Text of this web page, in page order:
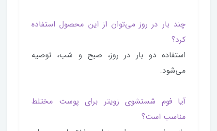
چند بار در روز می‌توان از این محصول استفاده
کرد؟
استفاده دو بار در روز، صبح و شب، توصیه
می‌شود.
آیا فوم شستشوی زویتر برای پوست مختلط
مناسب است؟